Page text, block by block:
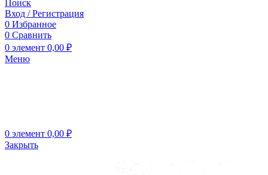
Поиск
Вход / Регистрация
0 Избранное
0 Сравнить
0 элемент 0,00 ₽
Меню
0 элемент 0,00 ₽
Закрыть